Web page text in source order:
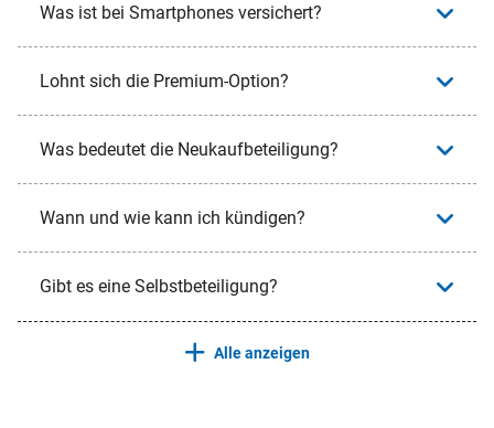
Was ist bei Smartphones versichert?
Lohnt sich die Premium-Option?
Was bedeutet die Neukaufbeteiligung?
Wann und wie kann ich kündigen?
Gibt es eine Selbstbeteiligung?
Alle anzeigen